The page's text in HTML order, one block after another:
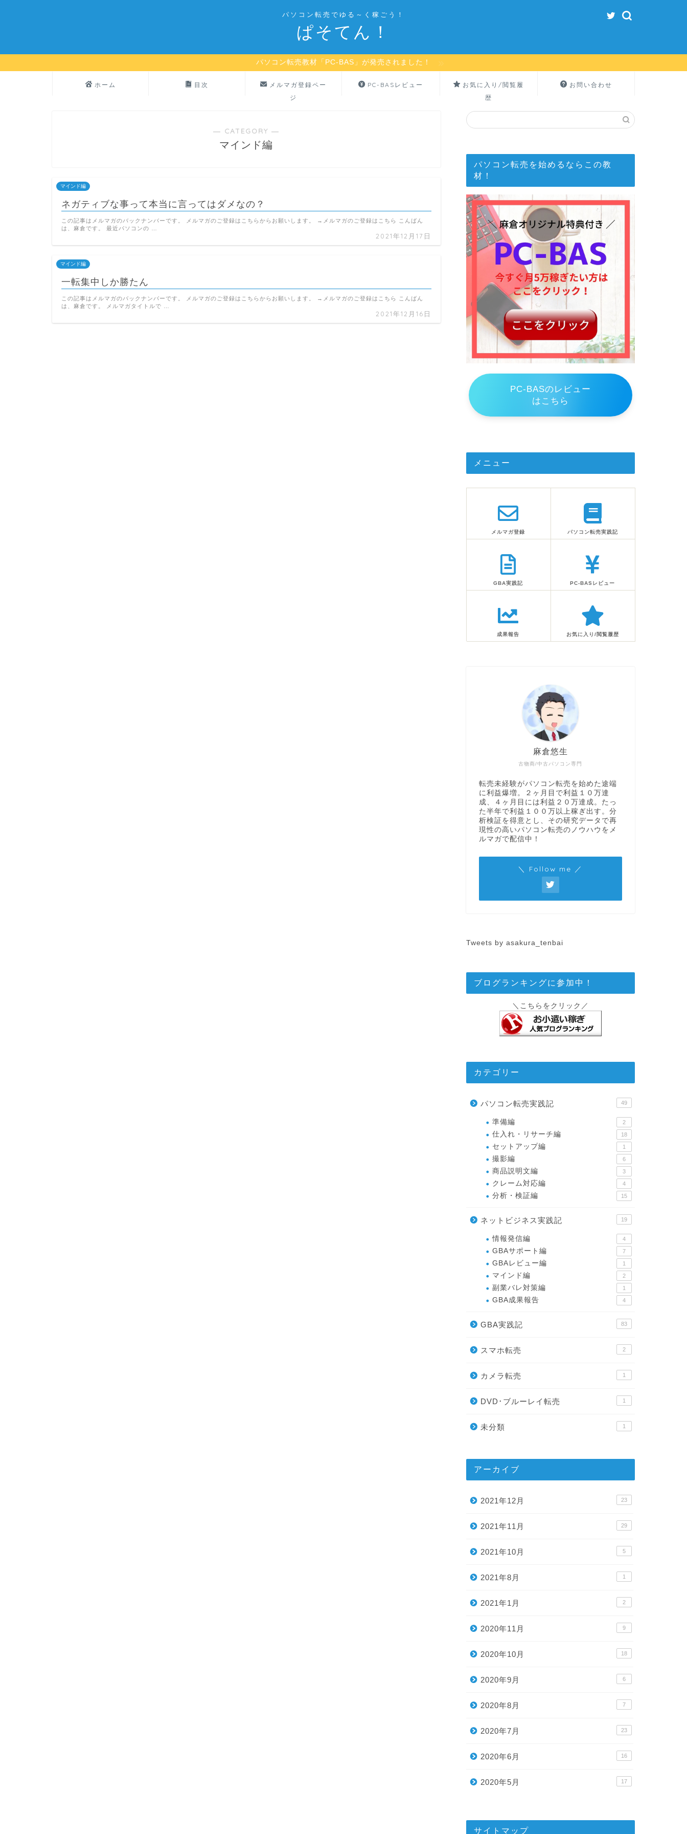
パソコン転売でゆる～く稼ごう！
ぱそてん！
パソコン転売教材「PC-BAS」が発売されました！
ホーム 目次
メルマガ登録ペー
ジ
PC-BASレビュー
お気に入り/閲覧履
歴
お問い合わせ
― CATEGORY ―
マインド編
マインド編
ネガティブな事って本当に言ってはダメなの？
2021年12月17日
この記事はメルマガのバックナンバーです。 メルマガのご登録はこちらからお願いします。 →メルマガのご登録はこちら こんばん
は、麻倉です。 最近パソコンの …
マインド編
一転集中しか勝たん
2021年12月16日
この記事はメルマガのバックナンバーです。 メルマガのご登録はこちらからお願いします。 →メルマガのご登録はこちら こんばん
は、麻倉です。 メルマガタイトルで …
パソコン転売を始めるならこの教
材！
PC-BASのレビュー
はこちら
メニュー
メルマガ登録 パソコン転売実践記
GBA実践記 PC-BASレビュー
成果報告 お気に入り/閲覧履歴
古物商/中古パソコン専門
麻倉悠生
転売未経験がパソコン転売を始めた途端
に利益爆増。２ヶ月目で利益１０万達
成、４ヶ月目には利益２０万達成。たっ
た半年で利益１００万以上稼ぎ出す。分
析検証を得意とし、その研究データで再
現性の高いパソコン転売のノウハウをメ
ルマガで配信中！
＼ Follow me ／
Tweets by asakura_tenbai
ブログランキングに参加中！
＼こちらをクリック／
カテゴリー
パソコン転売実践記 49
準備編 2
仕入れ・リサーチ編 18
セットアップ編 1
撮影編 6
商品説明文編 3
クレーム対応編 4
分析・検証編 15
ネットビジネス実践記 19
情報発信編 4
GBAサポート編 7
GBAレビュー編 1
マインド編 2
副業バレ対策編 1
GBA成果報告 4
GBA実践記 83
スマホ転売 2
カメラ転売 1
DVD･ブルーレイ転売 1
未分類 1
アーカイブ
2021年12月 23
2021年11月 29
2021年10月 5
2021年8月 1
2021年1月 2
2020年11月 9
2020年10月 18
2020年9月 6
2020年8月 7
2020年7月 23
2020年6月 16
2020年5月 17
サイトマップ